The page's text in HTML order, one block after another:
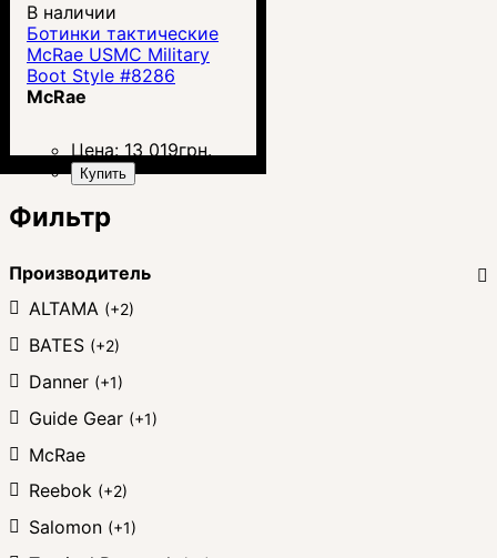
В наличии
Ботинки тактические
McRae USMC Military
Boot Style #8286
McRae
Цена:13 019грн.
Купить
Фильтр
Производитель
ALTAMA (+2)
BATES (+2)
Danner (+1)
Guide Gear (+1)
McRae
Reebok (+2)
Salomon (+1)